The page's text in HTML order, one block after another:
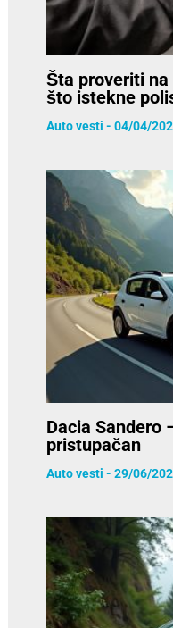
Šta proveriti
što istekne
Auto vesti - 04/04/
Dacia Sandero
pristupačan
Auto vesti - 29/06/